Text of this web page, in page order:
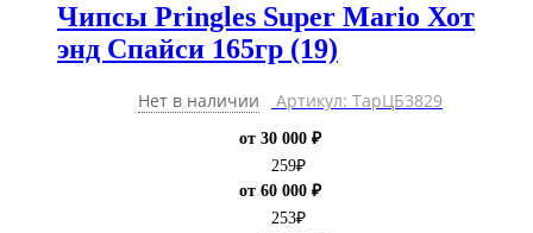
Чипсы Pringles Super Mario Хот
энд Спайси 165гр (19)
Нет в наличии Артикул: ТарЦБ3829
от 30 000 ₽
259₽
от 60 000 ₽
253₽